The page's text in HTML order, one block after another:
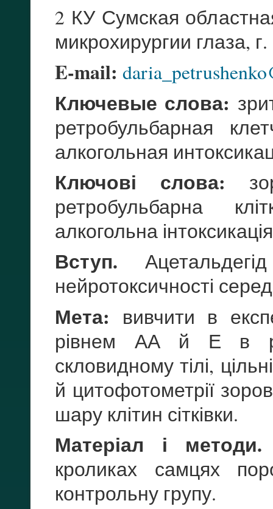
2 КУ Сумская
микрохирургии глаза,
E-mail:
Ключевые слова:
ретробульбарная
алкогольная
Ключові слова:
ретробульбарна
алкогольна
Вступ.
нейротоксичності
Мета: вивчити в
рівнем АА й Е в
скловидному тілі,
й цитофотометрії
шару клітин сітківки.
Матеріал і методи.
кроликах самцях
контрольну групу.